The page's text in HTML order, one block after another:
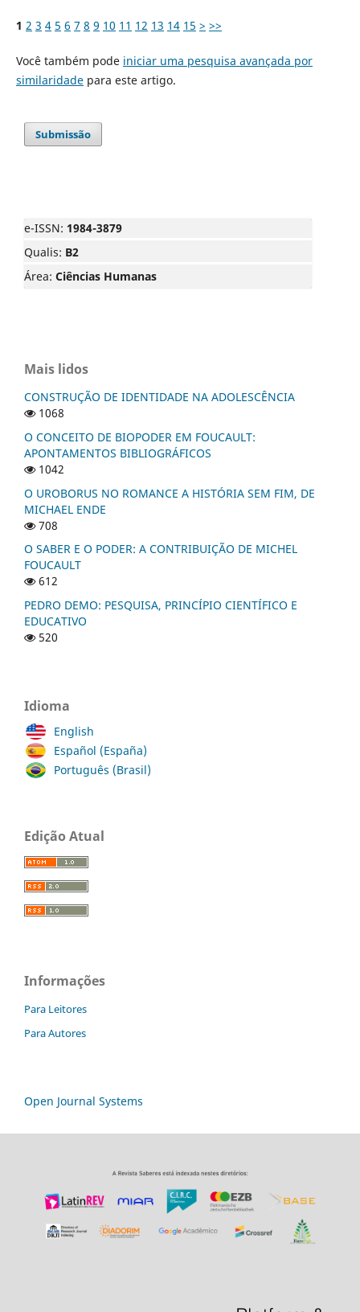
1 2 3 4 5 6 7 8 9 10 11 12 13 14 15 > >>
Você também pode iniciar uma pesquisa avançada por
similaridadepara este artigo.
Submissão
e-ISSN: 1984-3879
Qualis: B2
Área: Ciências Humanas
Mais lidos
CONSTRUÇÃO DE IDENTIDADE NA ADOLESCÊNCIA
1068
O CONCEITO DE BIOPODER EM FOUCAULT:
APONTAMENTOS BIBLIOGRÁFICOS
1042
O UROBORUS NO ROMANCE A HISTÓRIA SEM FIM, DE
MICHAEL ENDE
708
O SABER E O PODER: A CONTRIBUIÇÃO DE MICHEL
FOUCAULT
612
PEDRO DEMO: PESQUISA, PRINCÍPIO CIENTÍFICO E
EDUCATIVO
520
Idioma
English
Español (España)
Português (Brasil)
Edição Atual
Informações
Para Leitores
Para Autores
Open Journal Systems